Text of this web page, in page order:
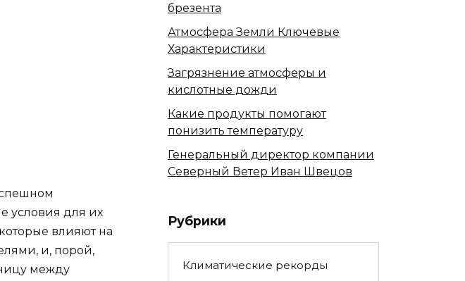
условия для их
влияют на
и, порой,
между
брезента
Атмосфера Земли Ключевые
Характеристики
Загрязнение атмосферы и
кислотные дожди
Какие продукты помогают
понизить температуру
Генеральный директор компании
Северный Ветер Иван Швецов
Рубрики
Климатические рекорды